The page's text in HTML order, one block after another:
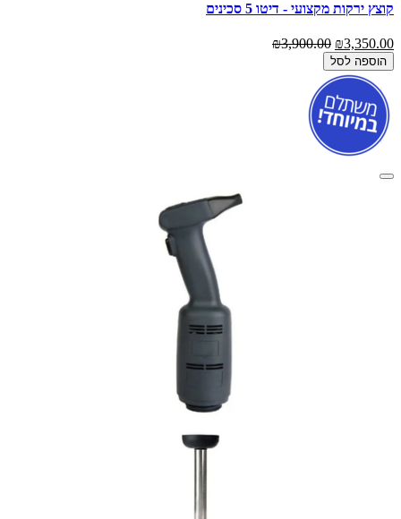
קוצץ ירקות מקצועי - דיטו 5 סכינים
₪3,350.00
₪3,900.00
הוספה לסל